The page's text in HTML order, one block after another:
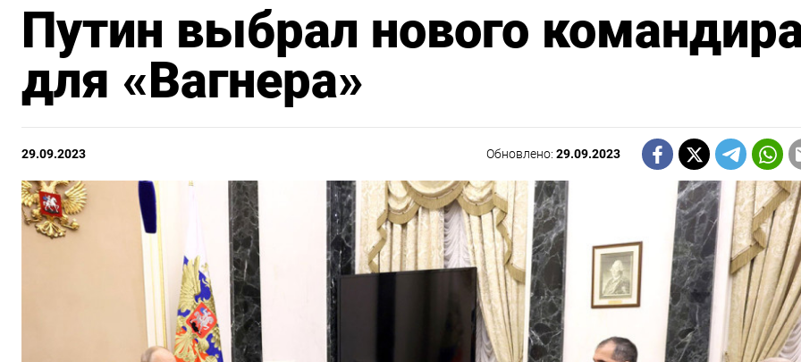
Путин выбрал нового
для «Вагнера»
29.09.2023 Обновлено:29.09.2023